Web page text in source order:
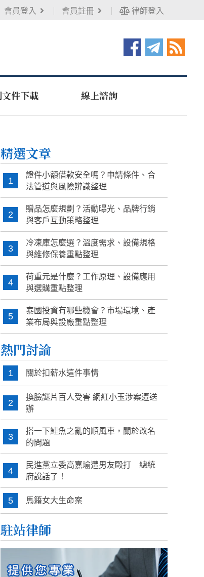
會員登入 會員註冊 律師登入
件下載 線上諮詢
精選文章
1
證件小額借款安全嗎？申請條件、合
法管道與風險辨識整理
2
贈品怎麼規劃？活動曝光、品牌行銷
與客戶互動策略整理
3
冷凍庫怎麼選？溫度需求、設備規格
與維修保養重點整理
4
荷重元是什麼？工作原理、設備應用
與選購重點整理
5
泰國投資有哪些機會？市場環境、產
業布局與設廠重點整理
熱門討論
1 關於扣薪水這件事情
2
換臉謎片百人受害 網紅小玉涉案遭送
辦
3
搭一下鮭魚之亂的順風車，關於改名
的問題
4
民進黨立委高嘉瑜遭男友毆打 總統
府說話了！
5 馬籍女大生命案
駐站律師